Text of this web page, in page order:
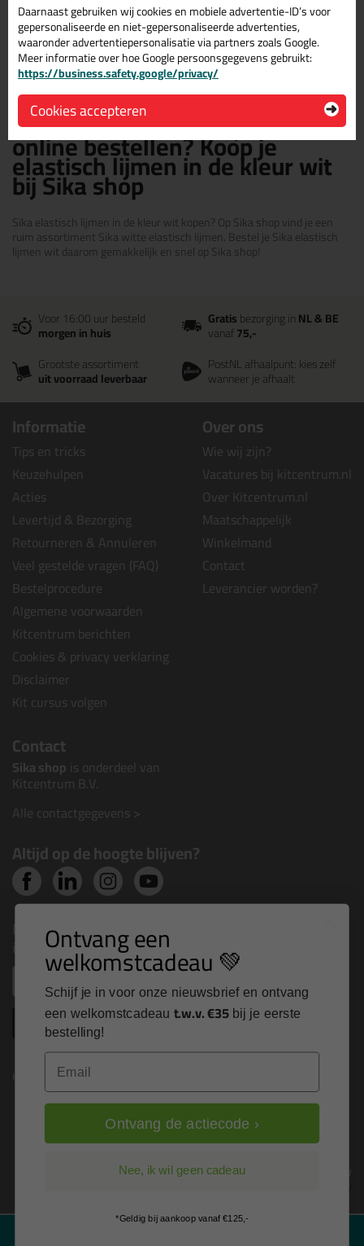
Bekijken
Sika witte elastisch lijmen
online bestellen? Koop je
elastisch lijmen in de kleur wit
bij Sika shop
Sika elastisch lijmen in de kleur wit kopen? Op Sika shop vind je een
ruim assortiment Sika witte elastisch lijmen. Bestel je Sika elastisch
lijmen wit daarom gemakkelijk en snel op Sika shop!
Voor 16:00 uur besteld
morgen in huis
Gratisbezorging inNL & BE
vanaf75,-
Grootste assortiment
uit voorraad leverbaar
PostNL afhaalpunt: kies zelf
wanneer je afhaalt
Informatie
Tips en tricks
Keuzehulpen
Acties
Levertijd & Bezorging
Retourneren & Annuleren
Veel gestelde vragen (FAQ)
Bestelprocedure
Algemene voorwaarden
Kitcentrum berichten
Cookies & privacy verklaring
Disclaimer
Kit cursus volgen
Over ons
Wie wij zijn?
Vacatures bij kitcentrum.nl
Over Kitcentrum.nl
Maatschappelijk
Winkelmand
Contact
Leverancier worden?
Contact
Sika shop is onderdeel van
Kitcentrum B.V.
Alle contactgegevens >
Altijd op de hoogte blijven?
Nieuws, tips en exclusieve deals rechtstreeks in je
inbox
Inschrijven
Kitcentrum is trots op:
Alle prijzen zijn in EURO en excl. 21% BTW
Daarnaast gebruiken wij cookies en mobiele advertentie-ID’s voor
gepersonaliseerde en niet-gepersonaliseerde advertenties,
waaronder advertentiepersonalisatie via partners zoals Google.
Meer informatie over hoe Google persoonsgegevens gebruikt:
https://business.safety.google/privacy/
Cookies accepteren
Ontvang een
welkomstcadeau 💚
Schijf je in voor onze nieuwsbrief en ontvang
een welkomstcadeau t.w.v. €35 bij je eerste
bestelling!
Email
Ontvang de actiecode ›
Nee, ik wil geen cadeau
*Geldig bij aankoop vanaf €125,-